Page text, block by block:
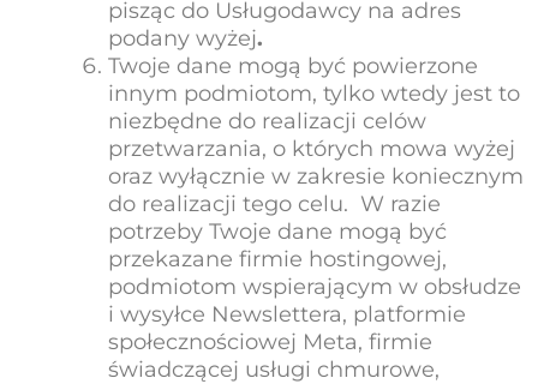
pisząc do Usługodawcy na adres
podany wyżej.
Twoje dane mogą być powierzone
innym podmiotom, tylko wtedy jest to
niezbędne do realizacji celów
przetwarzania, o których mowa wyżej
oraz wyłącznie w zakresie koniecznym
do realizacji tego celu. W razie
potrzeby Twoje dane mogą być
przekazane firmie hostingowej,
podmiotom wspierającym w obsłudze
i wysyłce Newslettera, platformie
społecznościowej Meta, firmie
świadczącej usługi chmurowe,